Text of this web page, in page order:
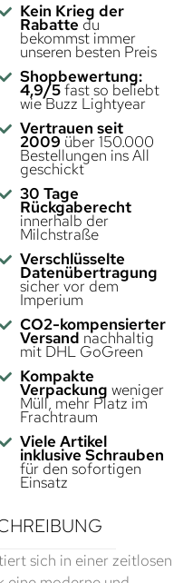
Kein Krieg der
Rabatte du
bekommst immer
unseren besten Preis
Shopbewertung:
4,9/5fast so beliebt
wie Buzz Lightyear
Vertrauen seit
2009 über 150.000
Bestellungen ins All
geschickt
30 Tage
Rückgaberecht
innerhalb der
Milchstraße
Verschlüsselte
Datenübertragung
sicher vor dem
Imperium
CO2-kompensierter
Versand nachhaltig
mit DHL GoGreen
Kompakte
Verpackung weniger
Müll, mehr Platz im
Frachtraum
Viele Artikel
inklusive Schrauben
für den sofortigen
Einsatz
sich in einer zeitlosen